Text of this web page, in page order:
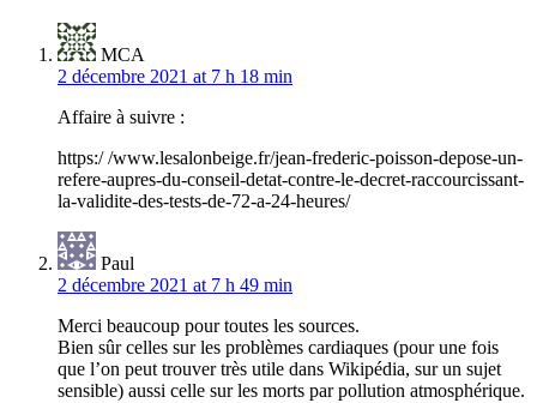
MCA
2 décembre 2021 at 7 h 18 min
Affaire à suivre :
https:/ /www.lesalonbeige.fr/jean-frederic-poisson-depose-un-
refere-aupres-du-conseil-detat-contre-le-decret-raccourcissant-
la-validite-des-tests-de-72-a-24-heures/
Paul
2 décembre 2021 at 7 h 49 min
Merci beaucoup pour toutes les sources.
Bien sûr celles sur les problèmes cardiaques (pour une fois
que l’on peut trouver très utile dans Wikipédia, sur un sujet
sensible) aussi celle sur les morts par pollution atmosphérique.